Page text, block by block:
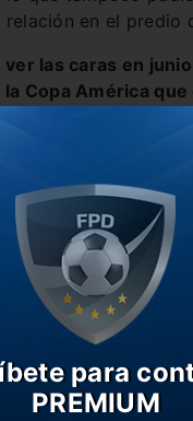
en el predio
las caras en
Copa América que
ver cómo
fenómeno, porque
Yo llegué un
habitación. Yo me
muy temprano y me
haces despierto tan
para
PREMIUM